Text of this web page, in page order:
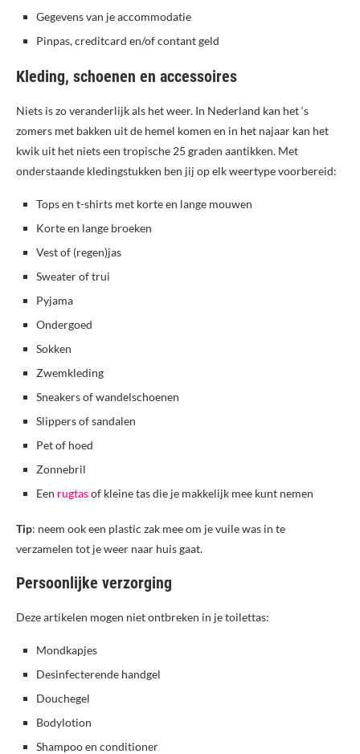
Gegevens van je accommodatie
Pinpas, creditcard en/of contant geld
Kleding, schoenen en accessoires
Niets is zo veranderlijk als het weer. In Nederland kan het ‘s
zomers met bakken uit de hemel komen en in het najaar kan het
kwik uit het niets een tropische 25 graden aantikken. Met
onderstaande kledingstukken ben jij op elk weertype voorbereid:
Tops en t-shirts met korte en lange mouwen
Korte en lange broeken
Vest of (regen)jas
Sweater of trui
Pyjama
Ondergoed
Sokken
Zwemkleding
Sneakers of wandelschoenen
Slippers of sandalen
Pet of hoed
Zonnebril
Een rugtasof kleine tas die je makkelijk mee kunt nemen
Tip: neem ook een plastic zak mee om je vuile was in te
verzamelen tot je weer naar huis gaat.
Persoonlijke verzorging
Deze artikelen mogen niet ontbreken in je toilettas:
Mondkapjes
Desinfecterende handgel
Douchegel
Bodylotion
Shampoo en conditioner